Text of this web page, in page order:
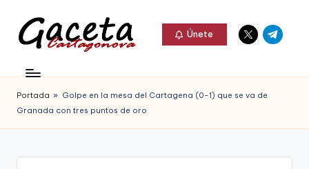
Saltar
contenido
c
e
t
Gaceta
Cartagonova,
La
que
Únete
Elemento
del
Elemento
del
Portada » Golpe en la mesa del Cartagena (0-1) que se va de
Granada con tres puntos de oro